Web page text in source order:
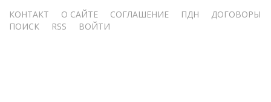
Меню
КОНТАКТ О САЙТЕ СОГЛАШЕНИЕ ПДН
ДОГОВОРЫ
ПОИСК
RSS ВОЙТИ